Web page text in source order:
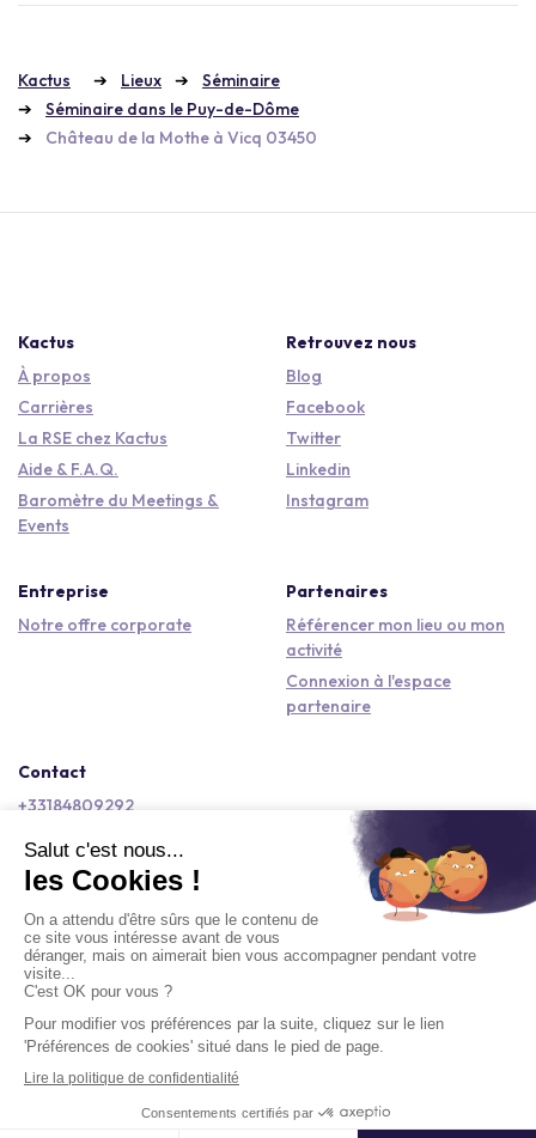
Kactus Lieux
Séminaire
Séminaire dans le Puy-de-Dôme
Château de la Mothe à Vicq 03450
Kactus
À propos
Carrières
La RSE chez Kactus
Aide & F.A.Q.
Baromètre du Meetings &
Events
Retrouvez nous
Blog
Facebook
Twitter
Linkedin
Instagram
Entreprise
Notre offre corporate
Partenaires
Référencer mon lieu ou mon
activité
Connexion à l'espace
partenaire
Contact
+33184809292
Copyright © 2026 Kactus Tous droits réservés
Conditions générales d'utilisation
Mentions légales
Signaler un contenu